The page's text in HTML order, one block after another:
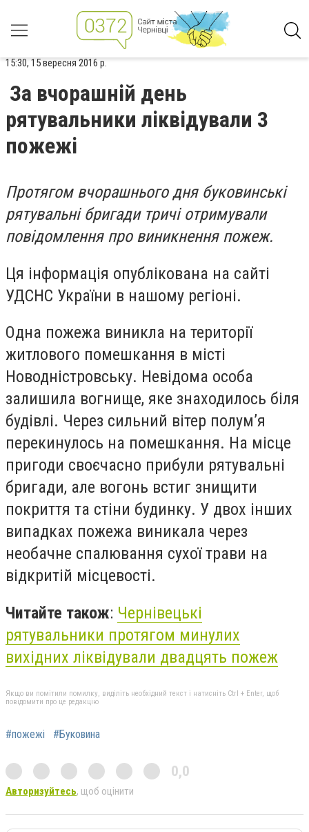
15:30, 15 вересня 2016 р.
За вчорашній день
рятувальники ліквідували 3
пожежі
Протягом вчорашнього дня буковинські
рятувальні бригади тричі отримували
повідомлення про виникнення пожеж.
Ця інформація опублікована на сайті
УДСНС України в нашому регіоні.
Одна пожежа виникла на території
житлового помешкання в місті
Новодністровську. Невідома особа
залишила вогнище, яке знаходилось біля
будівлі. Через сильний вітер полум’я
перекинулось на помешкання. На місце
пригоди своєчасно прибули рятувальні
бригади, але вогонь встиг знищити
покриття та стіни будинку. У двох інших
випадках пожежа виникала через
необачне спалювання сухої трави на
відкритій місцевості.
Читайте також: Чернівецькі
рятувальники протягом минулих
вихідних ліквідували двадцять пожеж
Якщо ви помітили помилку, виділіть необхідний текст і натисніть Ctrl + Enter, щоб
повідомити про це редакцію
#пожежі #Буковина
0,0
Авторизуйтесь, щоб оцінити